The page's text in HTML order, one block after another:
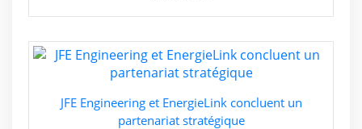
JFE Engineering et EnergieLink concluent un
partenariat stratégique